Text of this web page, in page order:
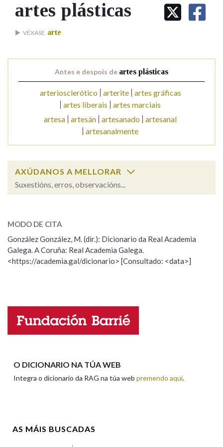
IDENTIDADE CORPORATIVA
MARCIAL DEL ADALID
FIGURAS HOMENAXEADAS
PRIMAVERA DAS LETRAS
PORTAL DAS PALABRAS
Facebook
TwitterYoutubeInstagram
Bluesky
BUSCAR NOS LEMAS
Comeza por
Nas definicións
Na fraseoloxía
Marcas gramaticais
artes plásticas
VÉXASE arte
Antes e despois de artes plásticas
arteriosclerótico arterite
artes gráficas
artes liberais
artes marciais
artesa artesán artesanado artesanal
artesanalmente
AXÚDANOS A MELLORAR
Suxestións, erros, observacións...
ESCOLLE UNHA OPCIÓN:
Observación Hai un erro na palabra
Propoño mellorar a definición
Nome
MODO DE CITA
González González, M. (dir.): Dicionario da Real Academia
Galega. A Coruña: Real Academia Galega.
<https://academia.gal/dicionario> [Consultado: <data>]
O DICIONARIO NA TÚA WEB
Integra o dicionario da RAG na túa web premendo aquí.
AS MÁIS BUSCADAS